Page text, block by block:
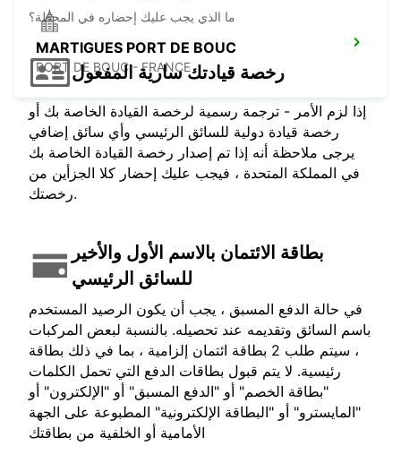
MARTIGUES PORT DE BOUC
PORT DE BOUC - FRANCE
ما الذي يجب عليك إحضاره في المحطة؟
رخصة قيادتك سارية المفعول
إذا لزم الأمر - ترجمة رسمية لرخصة القيادة الخاصة بك أو
رخصة قيادة دولية للسائق الرئيسي وأي سائق إضافي
يرجى ملاحظة أنه إذا تم إصدار رخصة القيادة الخاصة بك
في المملكة المتحدة ، فيجب عليك إحضار كلا الجزأين من
رخصتك.
بطاقة الائتمان بالاسم الأول والأخير
للسائق الرئيسي
في حالة الدفع المسبق ، يجب أن يكون الرصيد المستخدم
باسم السائق وتقديمه عند تحصيله. بالنسبة لبعض المركبات
، سيتم طلب 2 بطاقة ائتمان إلزامية ، بما في ذلك بطاقة
رئيسية. لا يتم قبول بطاقات الدفع التي تحمل الكلمات
"بطاقة الخصم" أو "الدفع المسبق" أو "الإلكترون" أو
"المايسترو" أو "البطاقة الإلكترونية" المطبوعة على الجهة
الأمامية أو الخلفية من بطاقتك